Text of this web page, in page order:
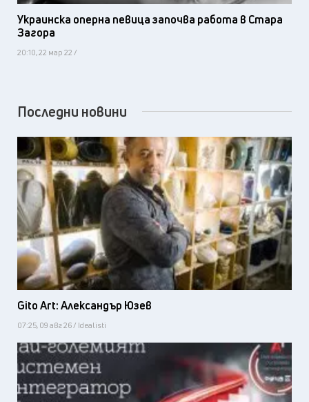
Украинска оперна певица започва работа в Стара
Загора
20:10, 22 мар 22 /
Последни новини
Gito Art: Александър Юзев
07:25, 09 авг 26 / Idealisti